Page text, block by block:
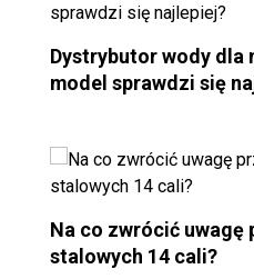
Dystrybutor wody dla
model sprawdzi się
Na co zwrócić uwagę
stalowych 14 cali?